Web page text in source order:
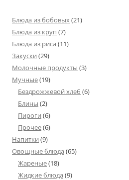
Блюда из бобовых(21)
Блюда из круп (7)
Блюда из риса (11)
Закуски (29)
Молочные продукты (3)
Мучные(19)
Бездрожжевой хлеб (6)
Блины (2)
Пироги (6)
Прочее(6)
Напитки (9)
Овощные блюда (65)
Жареные(18)
Жидкие блюда (9)